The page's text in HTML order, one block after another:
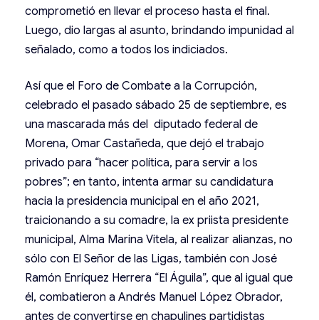
comprometió en llevar el proceso hasta el final.
Luego, dio largas al asunto, brindando impunidad al
señalado, como a todos los indiciados.
Así que el Foro de Combate a la Corrupción,
celebrado el pasado sábado 25 de septiembre, es
una mascarada más del diputado federal de
Morena, Omar Castañeda, que dejó el trabajo
privado para “hacer política, para servir a los
pobres”; en tanto, intenta armar su candidatura
hacia la presidencia municipal en el año 2021,
traicionando a su comadre, la ex priista presidente
municipal, Alma Marina Vitela, al realizar alianzas, no
sólo con El Señor de las Ligas, también con José
Ramón Enríquez Herrera “El Águila”, que al igual que
él, combatieron a Andrés Manuel López Obrador,
antes de convertirse en chapulines partidistas